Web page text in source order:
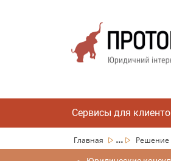
Сервисы для
Главная ... Решение